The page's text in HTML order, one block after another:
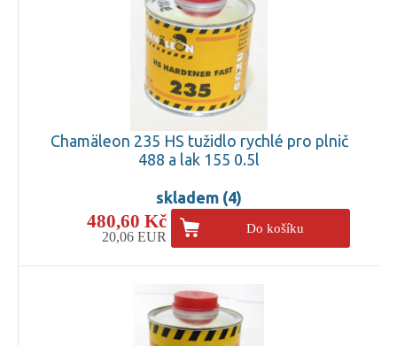
Chamäleon 235 HS tužidlo rychlé pro plnič
488 a lak 155 0.5l
skladem (4)
480,60 Kč
20,06 EUR
Do košíku